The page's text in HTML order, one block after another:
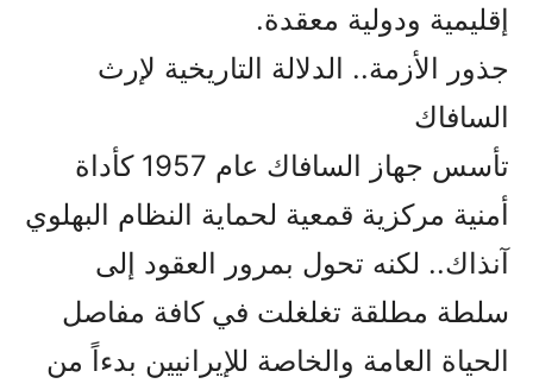
إقليمية ودولية معقدة.
جذور الأزمة.. الدلالة التاريخية لإرث
السافاك
تأسس جهاز السافاك عام 1957 كأداة
أمنية مركزية قمعية لحماية النظام البهلوي
آنذاك.. لكنه تحول بمرور العقود إلى
سلطة مطلقة تغلغلت في كافة مفاصل
الحياة العامة والخاصة للإيرانيين بدءاً من